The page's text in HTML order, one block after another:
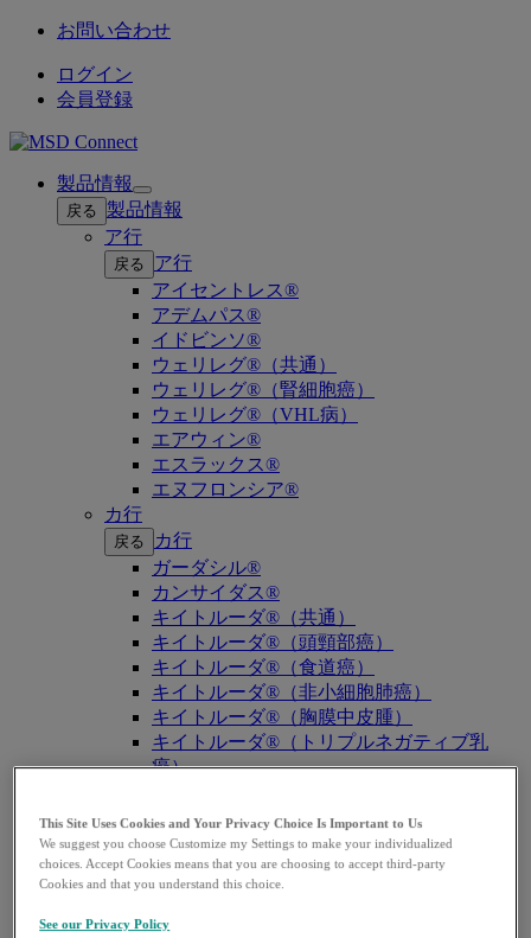
お問い合わせ
ログイン
会員登録
製品情報
Open
submenu
戻る 製品情報
ア行
戻る
ア行
アイセントレス®
アデムパス®
イドビンソ®
ウェリレグ®（共通）
ウェリレグ®（腎細胞癌）
ウェリレグ®（VHL病）
エアウィン®
エスラックス®
エヌフロンシア®
カ行
戻る
カ行
ガーダシル®
カンサイダス®
キイトルーダ®（共通）
キイトルーダ®（頭頸部癌）
キイトルーダ®（食道癌）
キイトルーダ®（非小細胞肺癌）
キイトルーダ®（胸膜中皮腫）
キイトルーダ®（トリプルネガティブ乳
癌）
キイトルーダ®（胆道癌）
キイトルーダ®（腎細胞癌）
キイトルーダ®（尿路上皮癌）
キイトルーダ®（子宮体癌）
キイトルーダ®（子宮頸癌）
This Site Uses Cookies and Your Privacy Choice Is Important to Us
We suggest you choose Customize my Settings to make your individualized
choices. Accept Cookies means that you are choosing to accept third-party
Cookies and that you understand this choice.
See our Privacy Policy